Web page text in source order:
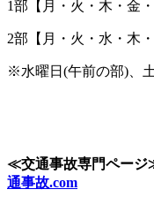
1部【月・火・木・金
2部【月・火・水・木
※水曜日(午前の部)、
≪交通事故専門ページ
通事故.com